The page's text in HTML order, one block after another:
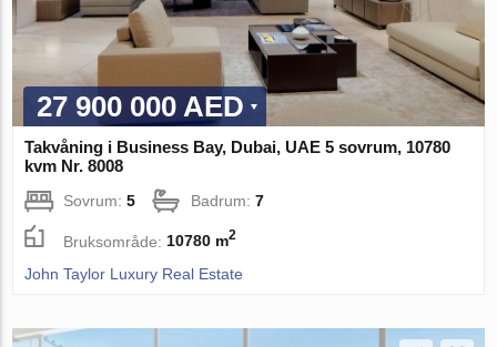
27 900 000 AED
Takvåning i Business Bay, Dubai, UAE 5 sovrum, 10780
kvm Nr. 8008
Sovrum:5 Badrum:7
Bruksområde: 10780 m2
John Taylor Luxury Real Estate